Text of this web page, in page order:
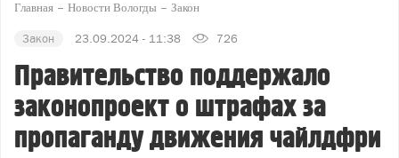
Главная Новости Вологды Закон
Закон 23.09.2024 - 11:38 726
Правительство поддержало
законопроект о штрафах за
пропаганду движения чайлдфри